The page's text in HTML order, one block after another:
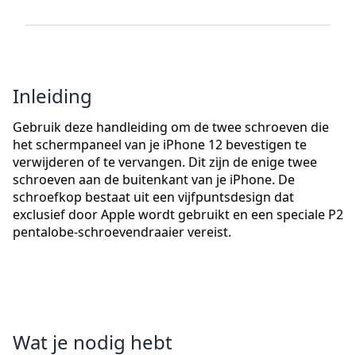
Inleiding
Gebruik deze handleiding om de twee schroeven die
het schermpaneel van je iPhone 12 bevestigen te
verwijderen of te vervangen. Dit zijn de enige twee
schroeven aan de buitenkant van je iPhone. De
schroefkop bestaat uit een vijfpuntsdesign dat
exclusief door Apple wordt gebruikt en een speciale P2
pentalobe-schroevendraaier vereist.
Wat je nodig hebt